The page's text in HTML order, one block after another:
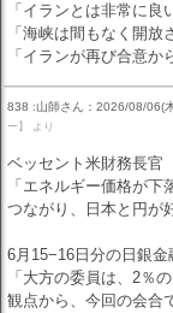
「イランとは非常に良
「海峡は間もなく開放
「イランが再び合意か
838 :山師さん：2026/08/06(
ー】 より
ベッセント米財務長官
「エネルギー価格が
つながり、日本と円が
6月15−16日分の日銀金
「大方の委員は、2％
観点から、今回の会合